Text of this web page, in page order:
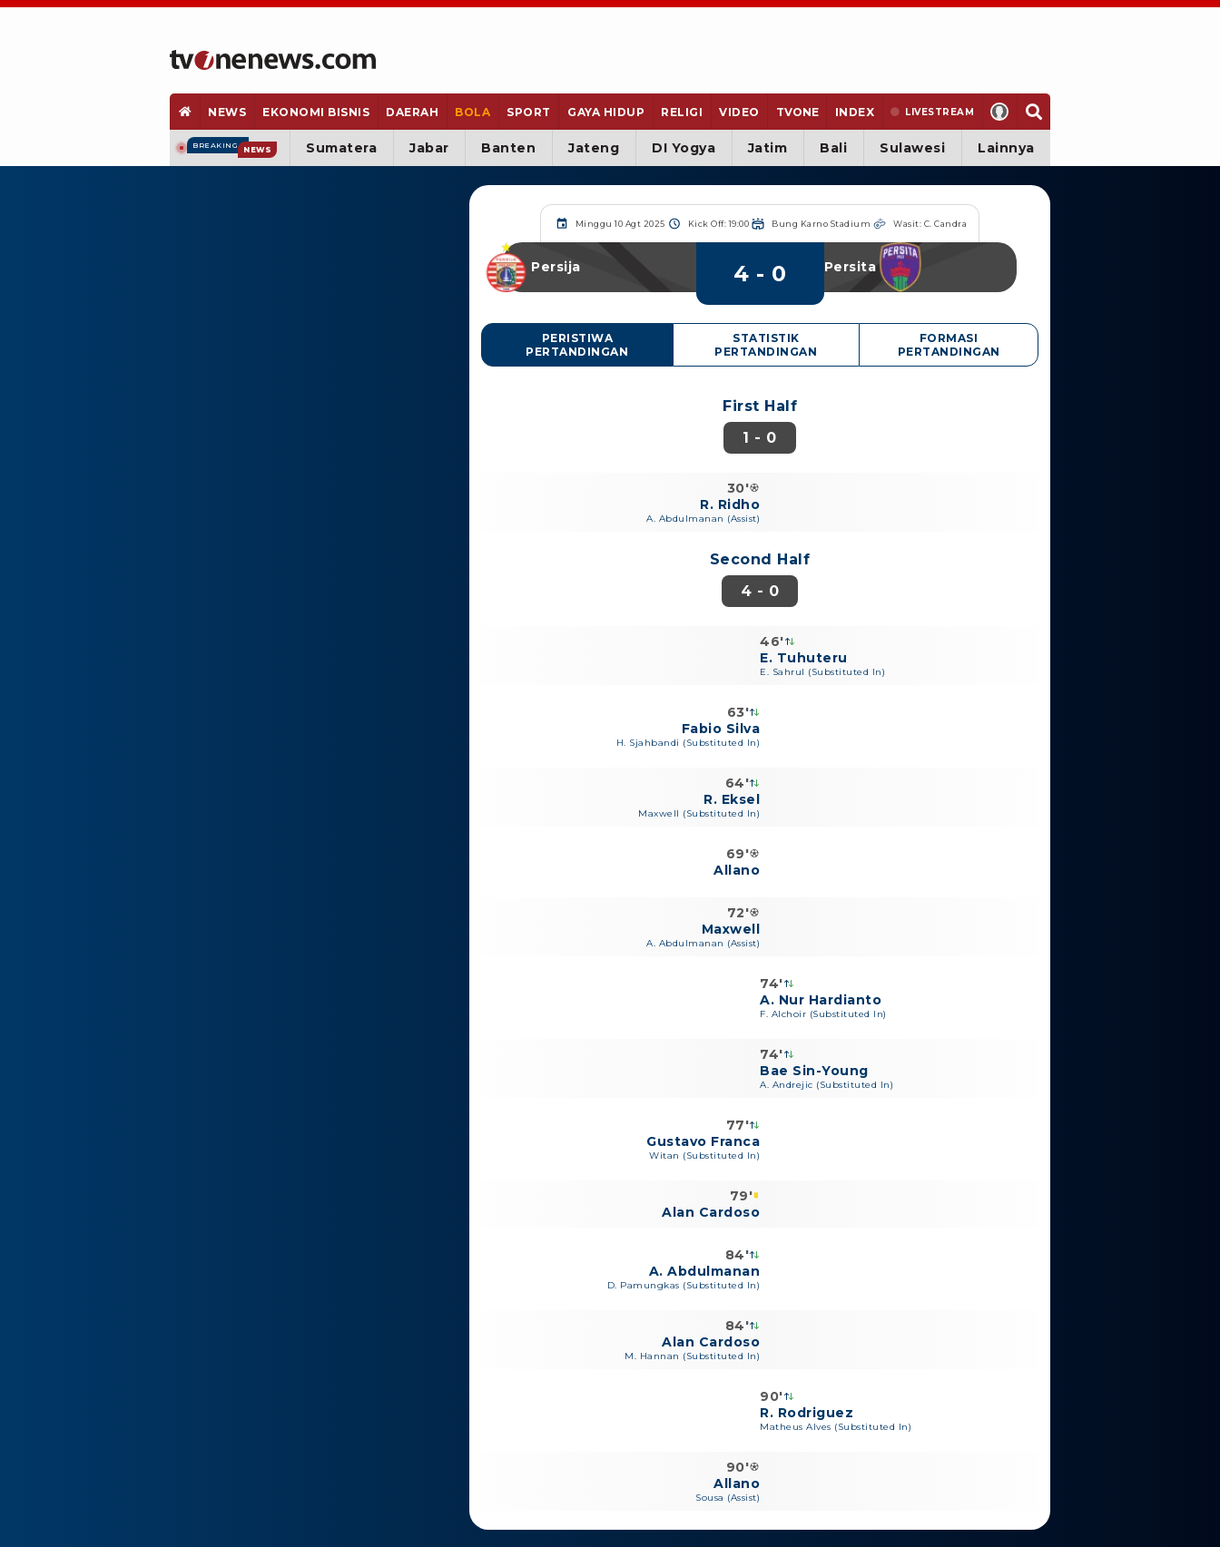
NEWS EKONOMI BISNIS DAERAH BOLA SPORT GAYA HIDUP RELIGI VIDEO TVONE INDEX LIVESTREAM
BREAKING NEWS Sumatera Jabar Banten Jateng DI Yogya Jatim Bali Sulawesi Lainnya
Minggu 10 Agt 2025 Kick Off: 19:00 Bung Karno Stadium Wasit: C. Candra
Persija 4 - 0 Persita
PERISTIWA
PERTANDINGAN
STATISTIK
PERTANDINGAN
FORMASI
PERTANDINGAN
First Half
1 - 0
30'
R. Ridho
A. Abdulmanan (Assist)
Second Half
4 - 0
46'
E. Tuhuteru
E. Sahrul (Substituted In)
63'
Fabio Silva
H. Sjahbandi (Substituted In)
64'
R. Eksel
Maxwell (Substituted In)
69'
Allano
72'
Maxwell
A. Abdulmanan (Assist)
74'
A. Nur Hardianto
F. Alchoir (Substituted In)
74'
Bae Sin-Young
A. Andrejic (Substituted In)
77'
Gustavo Franca
Witan (Substituted In)
79'
Alan Cardoso
84'
A. Abdulmanan
D. Pamungkas (Substituted In)
84'
Alan Cardoso
M. Hannan (Substituted In)
90'
R. Rodriguez
Matheus Alves (Substituted In)
90'
Allano
Sousa (Assist)